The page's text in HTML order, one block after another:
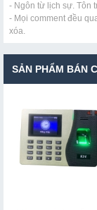
- Ngôn từ lịch sự. Tôn
- Mọi comment đều
xóa.
SẢN PHẨM BÁN